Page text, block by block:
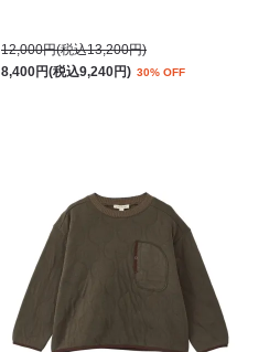
12,000円(税込13,200円)
8,400円(税込9,240円) 30% OFF